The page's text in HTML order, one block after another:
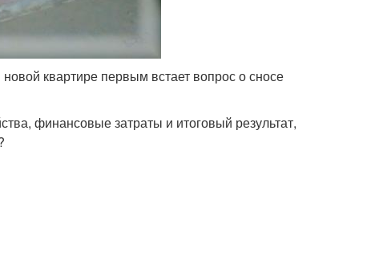
квартире первым встает вопрос о сносе
финансовые затраты и итоговый результат,